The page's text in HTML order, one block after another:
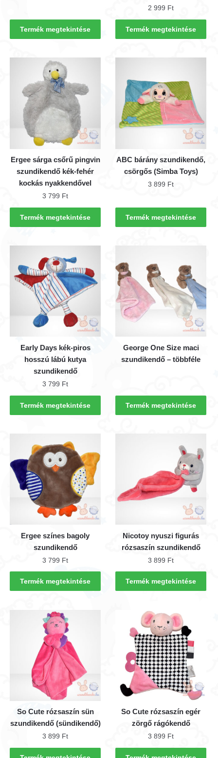
Termék megtekintése
2 999 Ft
Termék megtekintése
Ergee sárga csőrű pingvin
szundikendő kék-fehér
kockás nyakkendővel
3 799 Ft
Termék megtekintése
ABC bárány szundikendő,
csörgős (Simba Toys)
3 899 Ft
Termék megtekintése
Early Days kék-piros
hosszú lábú kutya
szundikendő
3 799 Ft
Termék megtekintése
George One Size maci
szundikendő – többféle
Termék megtekintése
Ergee színes bagoly
szundikendő
3 799 Ft
Termék megtekintése
Nicotoy nyuszi figurás
rózsaszín szundikendő
3 899 Ft
Termék megtekintése
So Cute rózsaszín sün
szundikendő (sündikendő)
3 899 Ft
So Cute rózsaszín egér
zörgő rágókendő
3 899 Ft